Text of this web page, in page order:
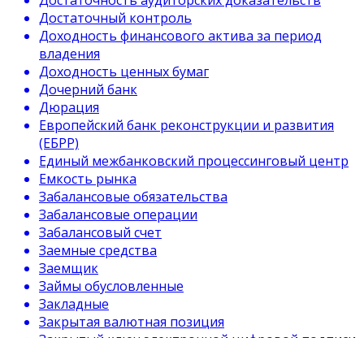
Достаточный контроль
Доходность финансового актива за период
владения
Доходность ценных бумаг
Дочерний банк
Дюрация
Европейский банк реконструкции и развития
(ЕБРР)
Единый межбанковский процессинговый центр
Емкость рынка
Забалансовые обязательства
Забалансовые операции
Забалансовый счет
Заемные средства
Заемщик
Займы обусловленные
Закладные
Закрытая валютная позиция